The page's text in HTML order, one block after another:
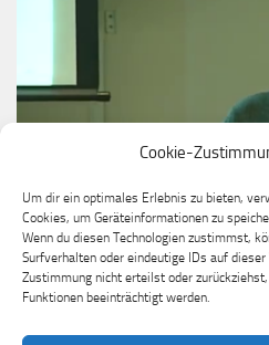
Cookie-
Um dir ein optimales Erlebnis zu bieten,
Cookies, um Geräteinformationen zu
Wenn du diesen Technologien zustimmst,
Surfverhalten oder eindeutige IDs auf
Zustimmung nicht erteilst oder
Funktionen beeinträchtigt werden.
VIDEO
Donna Dubinsky, Chairman,
16. OKTOBER 2022